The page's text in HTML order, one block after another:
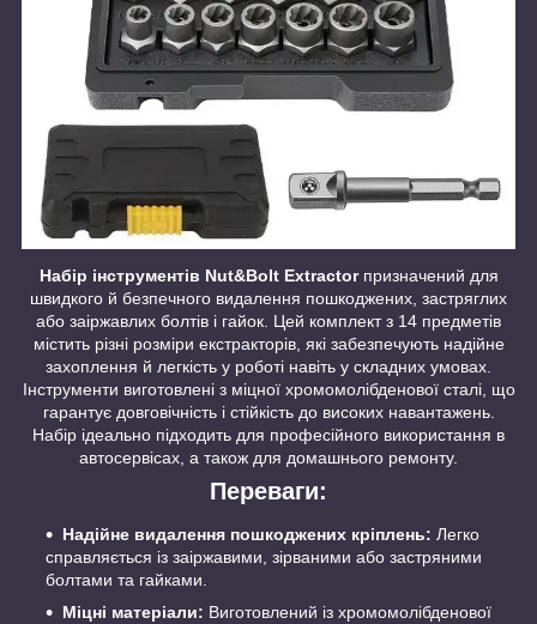
Набір інструментів Nut&Bolt Extractorпризначений для
швидкого й безпечного видалення пошкоджених, застряглих
або заіржавлих болтів і гайок. Цей комплект з 14 предметів
містить різні розміри екстракторів, які забезпечують надійне
захоплення й легкість у роботі навіть у складних умовах.
Інструменти виготовлені з міцної хромомолібденової сталі, що
гарантує довговічність і стійкість до високих навантажень.
Набір ідеально підходить для професійного використання в
автосервісах, а також для домашнього ремонту.
Переваги:
Надійне видалення пошкоджених кріплень: Легко
справляється із заіржавими, зірваними або застряними
болтами та гайками.
Міцні матеріали: Виготовлений із хромомолібденової